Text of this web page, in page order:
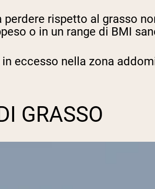
rispetto al grasso
o in un range di BMI
eccesso nella zona
GRASSO